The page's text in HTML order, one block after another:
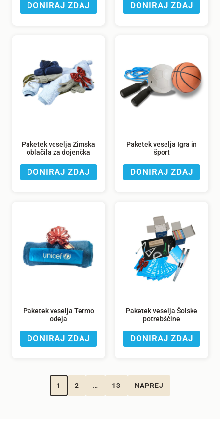
DONIRAJ ZDAJ DONIRAJ ZDAJ
Paketek veselja Zimska
oblačila za dojenčka
DONIRAJ ZDAJ
Paketek veselja Igra in
šport
DONIRAJ ZDAJ
Paketek veselja Termo
odeja
DONIRAJ ZDAJ
Paketek veselja Šolske
potrebščine
DONIRAJ ZDAJ
1 2 … 13 NAPREJ